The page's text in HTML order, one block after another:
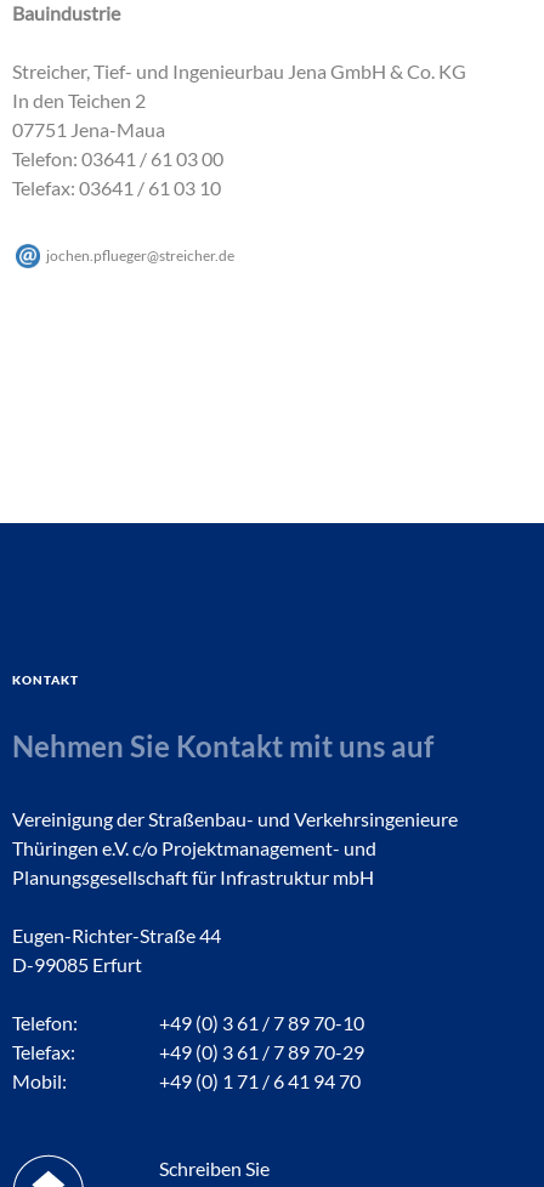
Bauindustrie
Streicher, Tief- und Ingenieurbau Jena GmbH & Co. KG
In den Teichen 2
07751 Jena-Maua
Telefon: 03641 / 61 03 00
Telefax: 03641 / 61 03 10
jochen.pflueger@streicher.de
Kontakt
Nehmen Sie Kontakt mit uns auf
Vereinigung der Straßenbau- und Verkehrsingenieure
Thüringen e.V. c/o Projektmanagement- und
Planungsgesellschaft für Infrastruktur mbH
Eugen-Richter-Straße 44
D-99085 Erfurt
Telefon:
+49 (0) 3 61 / 7 89 70-10
Telefax:
+49 (0) 3 61 / 7 89 70-29
Mobil:
+49 (0) 1 71 / 6 41 94 70
Schreiben Sie